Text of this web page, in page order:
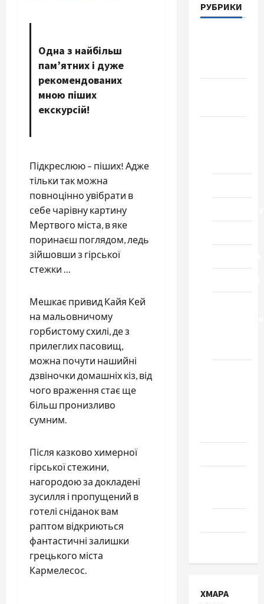
Одна з найбільш
пам’ятних і дуже
рекомендованих
мною піших
екскурсій!
Підкреслюю – піших! Адже
тільки так можна
повноцінно увібрати в
себе чарівну картину
Мертвого міста, в яке
поринаєш поглядом, ледь
зійшовши з гірської
стежки …
Мешкає привид Кайя Кей
на мальовничому
горбистому схилі, де з
прилеглих пасовищ,
можна почути нашийні
дзвіночки домашніх кіз, від
чого враження стає ще
більш пронизливо
сумним.
Після казково химерної
гірської стежини,
нагородою за докладені
зусилля і пропущений в
готелі сніданок вам
раптом відкриються
фантастичні залишки
грецького міста
Кармелесос.
РУБРИКИ
ХМАРА